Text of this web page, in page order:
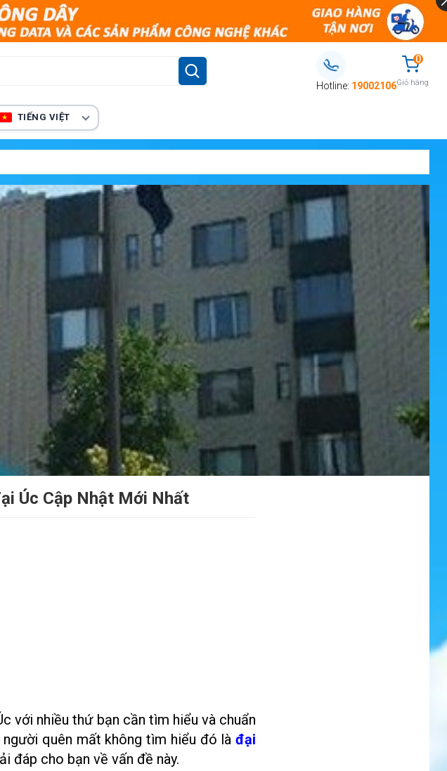
Hotline: 19002106
0
Giỏ hàng
TIẾNG VIỆT
Úc Cập Nhật Mới Nhất
với nhiều thứ bạn cần tìm hiểu và chuẩn
quên mất không tìm hiểu đó là đại
đáp cho bạn về vấn đề này.